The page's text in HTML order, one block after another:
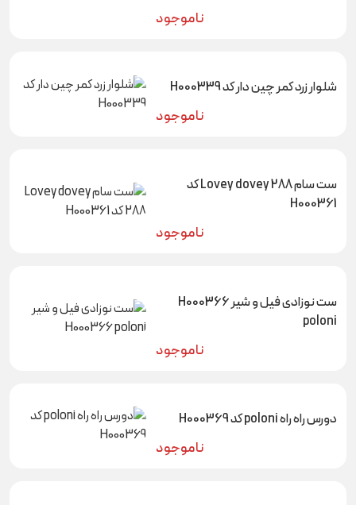
ناموجود
شلوار زرد کمر چین دار کد H000339
ناموجود
ست سام Lovey dovey 288 کد
H000361
ناموجود
ست نوزادی فیل و شیر H000366
poloni
ناموجود
دورس راه راه poloni کد H000369
ناموجود